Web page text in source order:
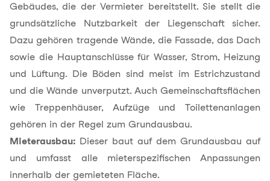
Gebäudes, die der Vermieter bereitstellt. Sie stellt die
grundsätzliche Nutzbarkeit der Liegenschaft sicher.
Dazu gehören tragende Wände, die Fassade, das Dach
sowie die Hauptanschlüsse für Wasser, Strom, Heizung
und Lüftung. Die Böden sind meist im Estrichzustand
und die Wände unverputzt. Auch Gemeinschaftsflächen
wie Treppenhäuser, Aufzüge und Toilettenanlagen
gehören in der Regel zum Grundausbau.
Mieterausbau: Dieser baut auf dem Grundausbau auf
und umfasst alle mieterspezifischen Anpassungen
innerhalb der gemieteten Fläche.